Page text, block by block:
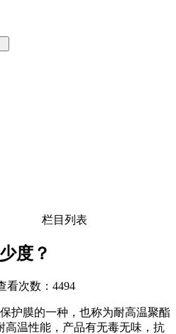
栏目列表
度？
次数：4494
护膜的一种，也称为耐高温聚酯
高温性能，产品有无毒无味，抗